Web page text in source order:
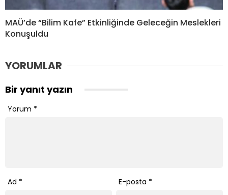
MAÜ’de “Bilim Kafe” Etkinliğinde Geleceğin Meslekleri
Konuşuldu
YORUMLAR
Bir yanıt yazın
Yorum *
Ad * E-posta *